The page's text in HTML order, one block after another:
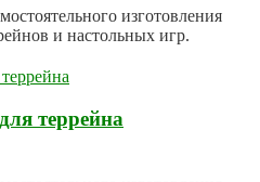
изготовления
и настольных игр.
террейна